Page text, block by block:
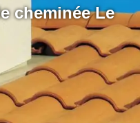
cheminée Le